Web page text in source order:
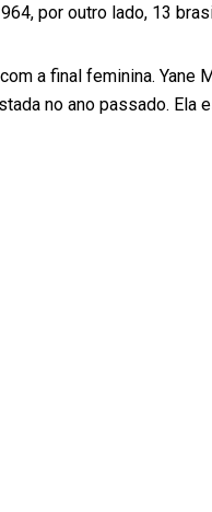
por outro lado, 13
a final feminina. Yane
no ano passado. Ela